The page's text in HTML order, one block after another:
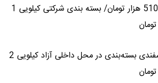
کیلویی 1 میلیون و 510 هزار تومان/ بسته بندی شرکتی کیلویی 1
سرسینه و دنده گوسفندی بسته‌بندی در محل داخلی آزاد کیلویی 2